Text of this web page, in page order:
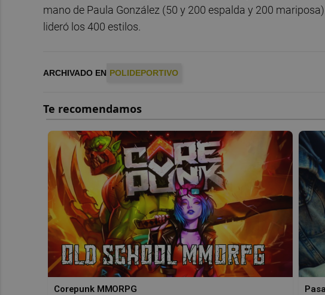
mano de Paula González (50 y 200 espalda y 200
lideró los 400 estilos.
ARCHIVADO EN POLIDEPORTIVO
Corepunk MMORPG